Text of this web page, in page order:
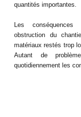
quantités importantes.
Les
obstruction du
matériaux restés trop
Autant de
quotidiennement les